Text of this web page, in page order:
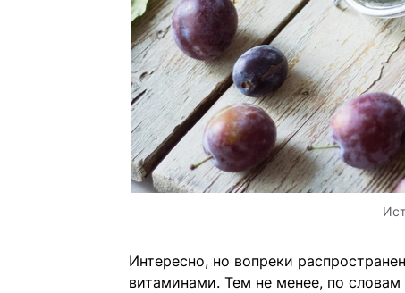
Интересно, но вопреки
витаминами. Тем не менее, по